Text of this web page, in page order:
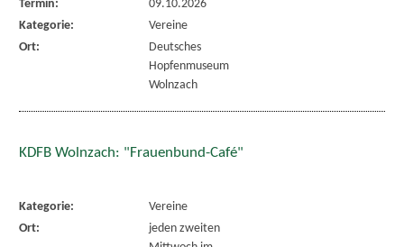
Termin:
09.10.2026
Kategorie:
Vereine
Ort:
Deutsches
Hopfenmuseum
Wolnzach
KDFB Wolnzach: "Frauenbund-Café"
Kategorie:
Vereine
Ort:
jeden zweiten